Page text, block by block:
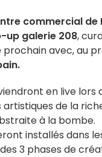
commercial de
up galerie 208,
prochain avec, au
en live lors
de la
à la bombe.
installés dans
3 phases de